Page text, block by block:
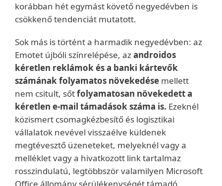
korábban hét egymást követő negyedévben is
csökkenő tendenciát mutatott.
Sok más is történt a harmadik negyedévben: az
Emotet újbóli színrelépése, azandroidos
kéretlen reklámok és a banki kártevők
számának folyamatos növekedése mellett
nem csitult, sőtfolyamatosan növekedett a
kéretlen e-mail támadások száma is. Ezeknél
közismert csomagkézbesítő és logisztikai
vállalatok nevével visszaélve küldenek
megtévesztő üzeneteket, melyeknél vagy a
melléklet vagy a hivatkozott link tartalmaz
rosszindulatú, legtöbbször valamilyen Microsoft